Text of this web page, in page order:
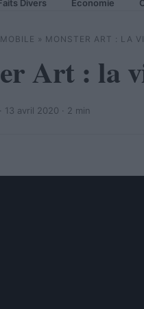
Divers Economie
» MONSTER ART : LA
Art : la
· 13 avril 2020 · 2 min